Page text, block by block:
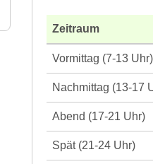
Zeitraum
Vormittag (7-13 Uhr)
Nachmittag (13-17
Abend (17-21 Uhr)
Spät (21-24 Uhr)